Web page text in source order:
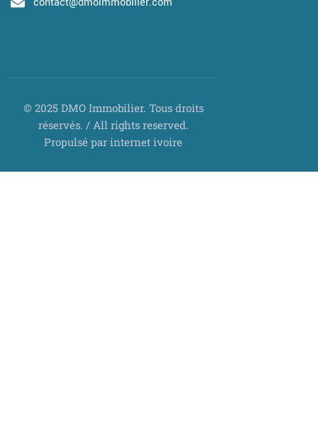
© 2025 DMO Immobilier. Tous droits
réservés. / All rights reserved.
Propulsé par internet ivoire